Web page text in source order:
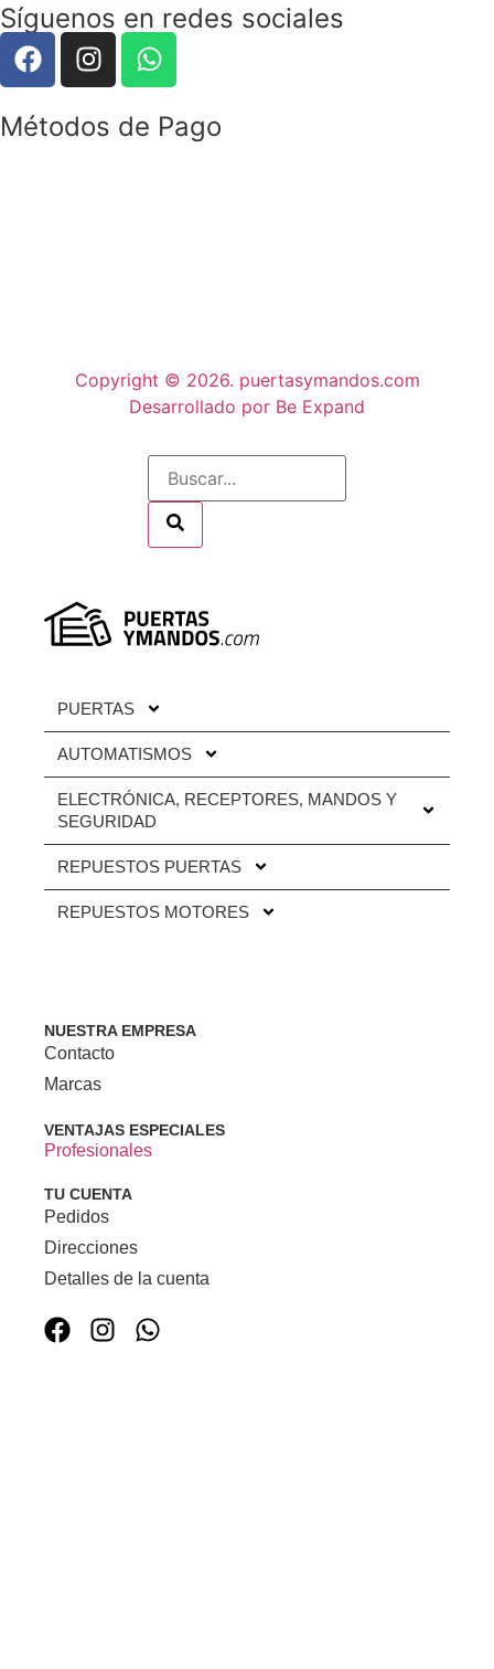
Síguenos en redes sociales
Métodos de Pago
Copyright © 2026. puertasymandos.com
Desarrollado por Be Expand
PUERTAS
AUTOMATISMOS
ELECTRÓNICA, RECEPTORES, MANDOS Y
SEGURIDAD
REPUESTOS PUERTAS
REPUESTOS MOTORES
NUESTRA EMPRESA
Contacto
Marcas
VENTAJAS ESPECIALES
Profesionales
TU CUENTA
Pedidos
Direcciones
Detalles de la cuenta